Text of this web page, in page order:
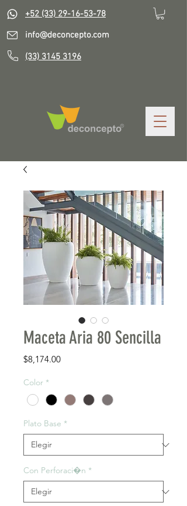
+52 (33) 29-16-53-78
info@deconcepto.com
(33) 3145 3196
Maceta Aria 80 Sencilla
$8,174.00Precio
Color *
Plato Base *
Con Perforaci�n *